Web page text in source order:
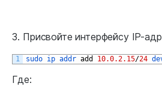
Присвойте интерфейсу IP-
1 sudo ip addr add 10.0.2.15/24
Где: